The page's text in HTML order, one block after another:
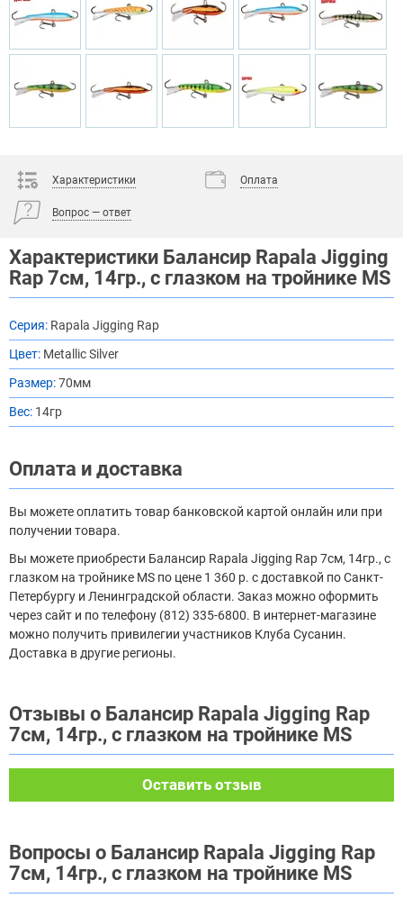
Характеристики Оплата
Вопрос — ответ
Характеристики Балансир Rapala Jigging
Rap 7см, 14гр., с глазком на тройнике MS
Серия: Rapala Jigging Rap
Цвет: Metallic Silver
Размер:70мм
Вес: 14гр
Оплата и доставка
Вы можете оплатить товар банковской картой онлайн или при
получении товара.
Вы можете приобрести Балансир Rapala Jigging Rap 7см, 14гр., с
глазком на тройнике MS по цене 1 360 р. с доставкой по Санкт-
Петербургу и Ленинградской области. Заказ можно оформить
через сайт и по телефону (812) 335-6800. В интернет-магазине
можно получить привилегии участников Клуба Сусанин.
Доставка в другие регионы.
Отзывы о Балансир Rapala Jigging Rap
7см, 14гр., с глазком на тройнике MS
Оставить отзыв
Вопросы о Балансир Rapala Jigging Rap
7см, 14гр., с глазком на тройнике MS